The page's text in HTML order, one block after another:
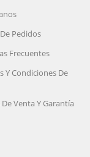
Pedidos
Frecuentes
Y Condiciones De
Venta Y Garantía